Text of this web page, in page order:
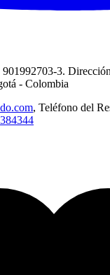
3.
- Colombia
, Teléfono del